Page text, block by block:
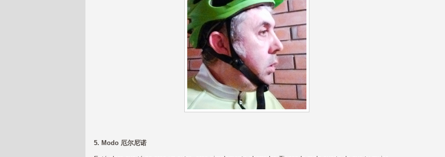
5. Modo 厄尔尼诺